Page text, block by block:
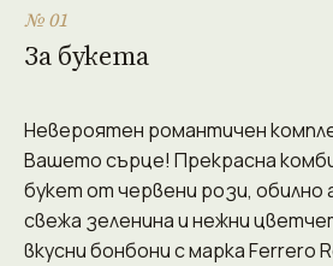
№ 01
За букета
Невероятен романтичен
Вашето сърце! Прекрасна
букет от червени рози, обилно
свежа зеленина и нежни
вкусни бонбони с марка Ferrero